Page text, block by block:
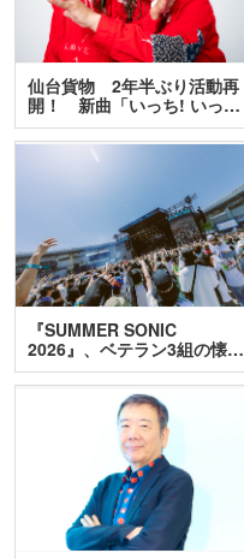
仙台貨物 2年半ぶり活動再
開！ 新曲「いっち! いっ…
『SUMMER SONIC
2026』、ベテラン3組の懐…